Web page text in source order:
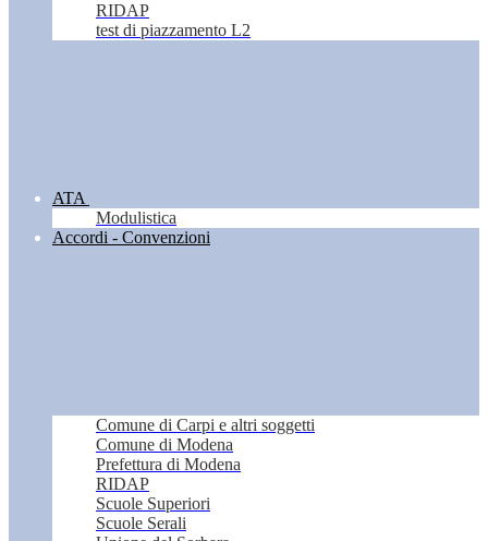
RIDAP
test di piazzamento L2
ATA
Modulistica
Accordi - Convenzioni
Comune di Carpi e altri soggetti
Comune di Modena
Prefettura di Modena
RIDAP
Scuole Superiori
Scuole Serali